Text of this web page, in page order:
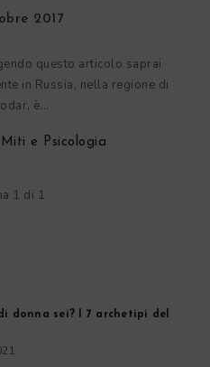
2017
questo articolo saprai
in Russia, nella regione di
è…
e Psicologia
1 di 1
donna sei? I 7 archetipi del